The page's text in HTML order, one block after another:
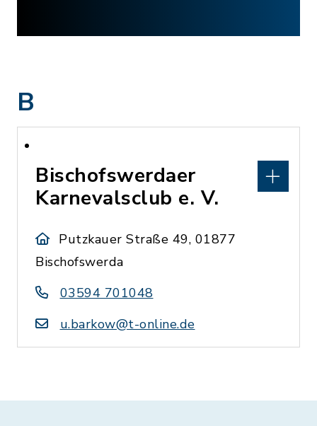
B
Bischofswerdaer
Karnevalsclub e. V.
Putzkauer Straße 49, 01877
Bischofswerda
03594 701048
u.barkow@t-online.de